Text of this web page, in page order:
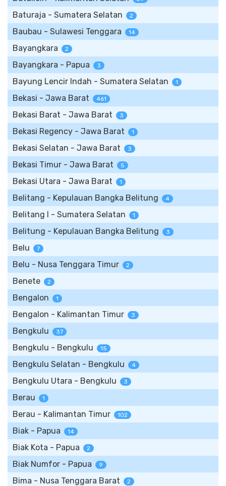
Baturaja - Sumatera Selatan 2
Baubau - Sulawesi Tenggara 14
Bayangkara 2
Bayangkara - Papua 3
Bayung Lencir Indah - Sumatera Selatan 1
Bekasi - Jawa Barat 461
Bekasi Barat - Jawa Barat 3
Bekasi Regency - Jawa Barat 1
Bekasi Selatan - Jawa Barat 3
Bekasi Timur - Jawa Barat 5
Bekasi Utara - Jawa Barat 1
Belitang - Kepulauan Bangka Belitung 4
Belitang I - Sumatera Selatan 1
Belitung - Kepulauan Bangka Belitung 3
Belu 7
Belu - Nusa Tenggara Timur 2
Benete 2
Bengalon 1
Bengalon - Kalimantan Timur 3
Bengkulu 37
Bengkulu - Bengkulu 15
Bengkulu Selatan - Bengkulu 4
Bengkulu Utara - Bengkulu 3
Berau 1
Berau - Kalimantan Timur 102
Biak - Papua 14
Biak Kota - Papua 2
Biak Numfor - Papua 9
Bima - Nusa Tenggara Barat 2